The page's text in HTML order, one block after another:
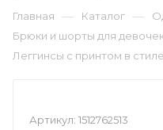
Главная — Каталог —
Брюки и шорты для
Леггинсы с принтом в
Артикул: 1512762513